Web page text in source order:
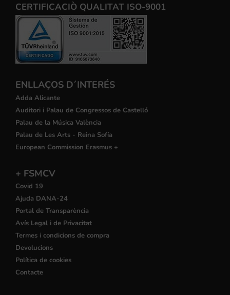
CERTIFICACIÒ QUALITAT ISO-9001
ENLLAÇOS D´INTERÉS
Adda Alicante
Auditori i Palau de Congressos de Castelló
Palau de la Música València
Palau de Les Arts - Reina Sofía
European Commission Erasmus +
+ FSMCV
Covid 19
Ajuda DANA-24
Portal de Transparència
Avís Legal i de Privacitat
Termes i condicions de compra
Devolucions
Política de cookies
Contacte